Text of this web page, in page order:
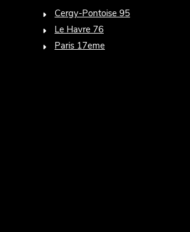
Cergy-Pontoise 95
Le Havre 76
Paris 17eme